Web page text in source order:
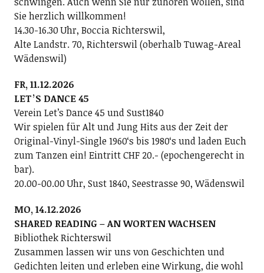
Sie herzlich willkommen!
14.30-16.30 Uhr, Boccia Richterswil,
Alte Landstr. 70, Richterswil (oberhalb Tuwag-Areal
Wädenswil)
FR, 11.12.2026
LETʼS DANCE 45
Verein Letʼs Dance 45 und Sust1840
Wir spielen für Alt und Jung Hits aus der Zeit der
Original-Vinyl-Single 1960ʻs bis 1980ʻs und laden Euch
zum Tanzen ein! Eintritt CHF 20.- (epochengerecht in
bar).
20.00-00.00 Uhr, Sust 1840, Seestrasse 90, Wädenswil
MO, 14.12.2026
SHARED READING – AN WORTEN WACHSEN
Bibliothek Richterswil
Zusammen lassen wir uns von Geschichten und
Gedichten leiten und erleben eine Wirkung, die wohl